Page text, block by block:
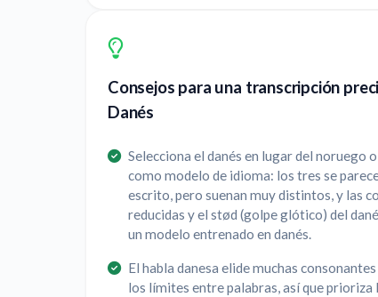
Consejos para una transcripción
Danés
Selecciona el danés en lugar del noruego
como modelo de idioma: los tres se
escrito, pero suenan muy distintos, y las
reducidas y el stød (golpe glótico) del
un modelo entrenado en danés.
El habla danesa elide muchas
los límites entre palabras, así que prioriza